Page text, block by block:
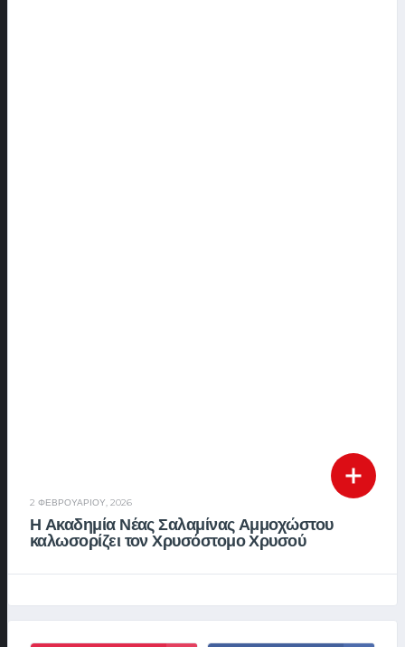
2 ΦΕΒΡΟΥΑΡΊΟΥ, 2026
Η Ακαδημία Νέας Σαλαμίνας Αμμοχώστου
καλωσορίζει τον Χρυσόστομο Χρυσού